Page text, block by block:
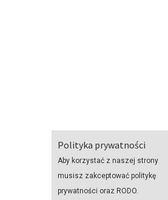
Polityka prywatności
Aby korzystać z naszej strony
musisz zakceptować politykę
prywatności oraz RODO.